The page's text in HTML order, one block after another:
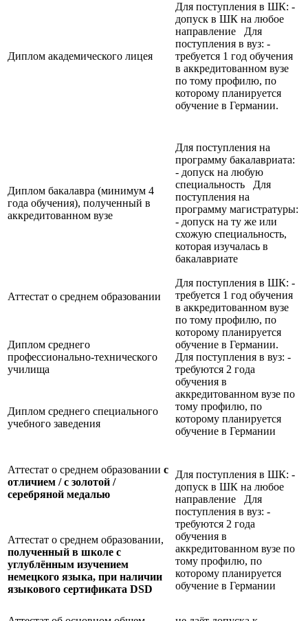
Диплом академического лицея
Для поступления в ШК: -
допуск в ШК на любое
направление Для
поступления в вуз: -
требуется 1 год обучения
в аккредитованном вузе
по тому профилю, по
которому планируется
обучение в Германии.
Диплом бакалавра (минимум 4
года обучения), полученный в
аккредитованном вузе
Для поступления на
программу бакалавриата:
- допуск на любую
специальность Для
поступления на
программу магистратуры:
- допуск на ту же или
схожую специальность,
которая изучалась в
бакалавриате
Аттестат о среднем образовании
Для поступления в ШК: -
требуется 1 год обучения
в аккредитованном вузе
по тому профилю, по
которому планируется
обучение в Германии.
Для поступления в вуз: -
требуются 2 года
обучения в
аккредитованном вузе по
тому профилю, по
которому планируется
обучение в Германии
Диплом среднего
профессионально-технического
училища
Диплом среднего специального
учебного заведения
Аттестат о среднем образовании с
отличием / с золотой /
серебряной медалью
Для поступления в ШК: -
допуск в ШК на любое
направление Для
поступления в вуз: -
требуются 2 года
обучения в
аккредитованном вузе по
тому профилю, по
которому планируется
обучение в Германии
Аттестат о среднем образовании,
полученный в школе с
углублённым изучением
немецкого языка, при наличии
языкового сертификата DSD